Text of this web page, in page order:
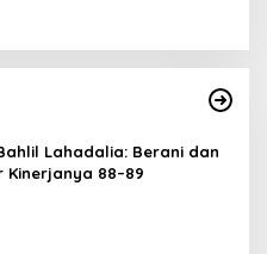
Lahadalia: Berani dan
Kinerjanya 88–89